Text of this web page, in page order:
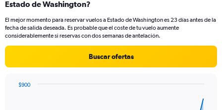
Range:
categories.
The
chart
Y
displaying
Estado de Washington?
El mejor momento para reservar vuelos a Estado de Washington es 23 días antes de la
fecha de salida deseada. Es probable que el coste de tu vuelo aumente
considerablemente si reservas con dos semanas de antelación.
Buscar ofertas
$900